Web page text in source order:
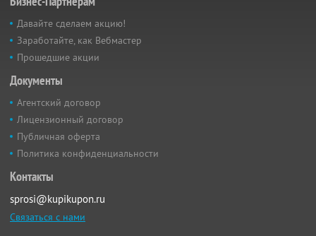
Давайте сделаем акцию!
Заработайте, как Вебмастер
Прошедшие акции
Документы
Агентский договор
Лицензионный договор
Публичная оферта
Политика конфиденциальности
Контакты
sprosi@kupikupon.ru
Связаться с нами